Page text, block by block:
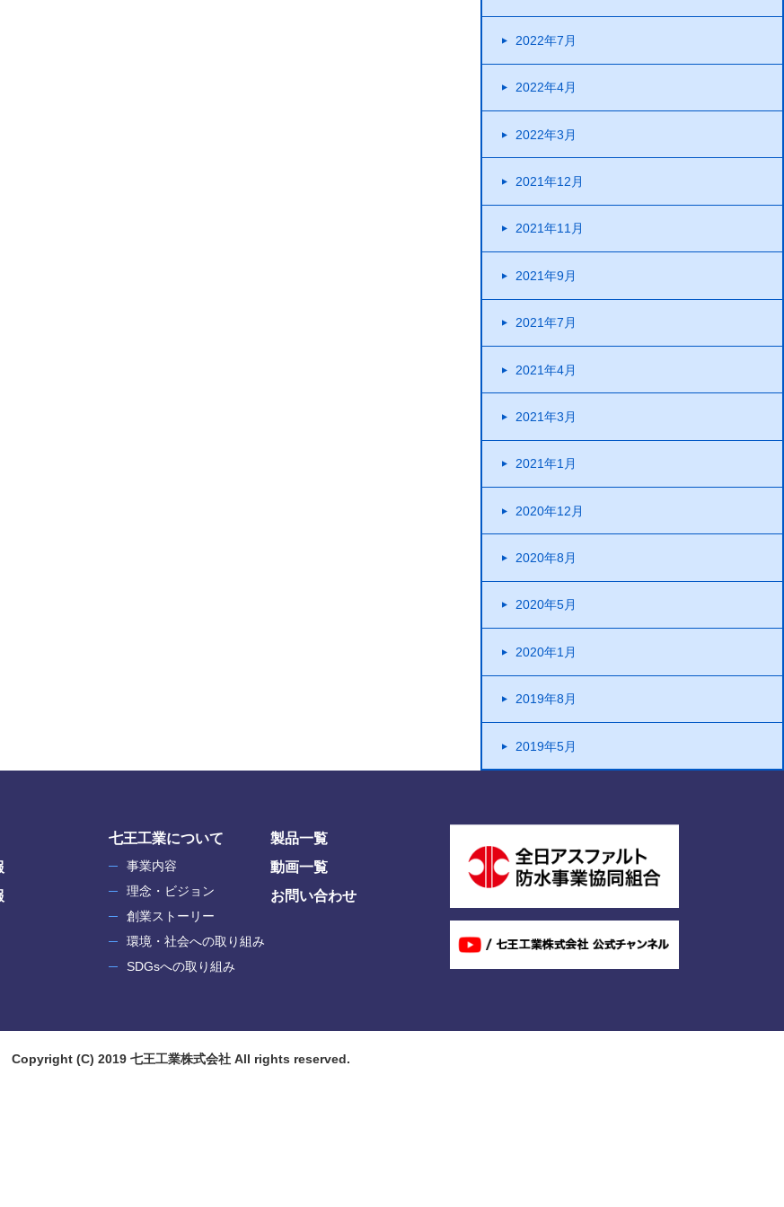
2022年7月
2022年4月
2022年3月
2021年12月
2021年11月
2021年9月
2021年7月
2021年4月
2021年3月
2021年1月
2020年12月
2020年8月
2020年5月
2020年1月
2019年8月
2019年5月
七王工業について
事業内容
理念・ビジョン
創業ストーリー
環境・社会への取り組み
SDGsへの取り組み
製品一覧
動画一覧
お問い合わせ
Copyright (C) 2019 七王工業株式会社All rights reserved.